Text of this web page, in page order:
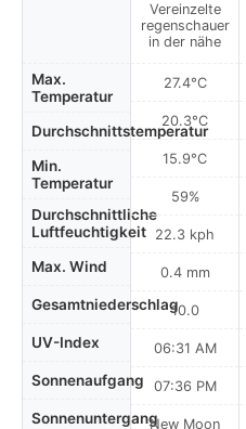
Max.
Temperatur
Durchschnittstemperatur
Min.
Temperatur
Durchschnittliche
Luftfeuchtigkeit
Max. Wind
Gesamtniederschlag
UV-Index
Sonnenaufgang
Sonnenuntergang
Vereinzelte
regenschauer
in der nähe
27.4°C
20.3°C
15.9°C
59%
22.3 kph
0.4 mm
10.0
06:31 AM
07:36 PM
New Moon